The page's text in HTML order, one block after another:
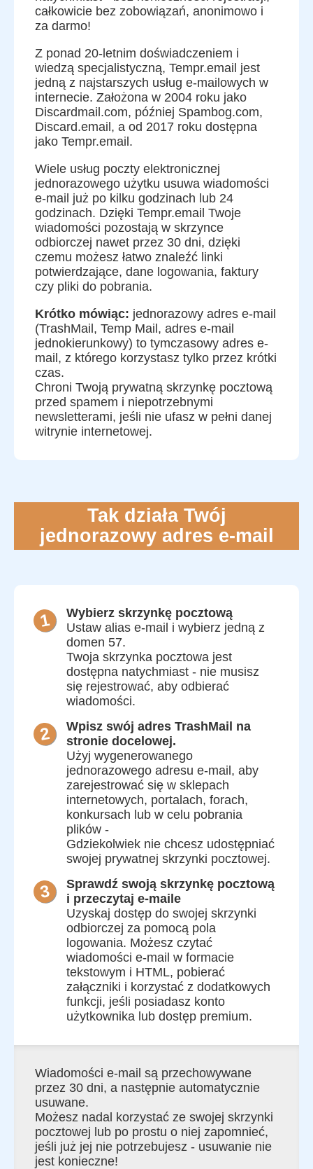
całkowicie bez zobowiązań, anonimowo i
za darmo!
Z ponad 20-letnim doświadczeniem i
wiedzą specjalistyczną, Tempr.email jest
jedną z najstarszych usług e-mailowych w
internecie. Założona w 2004 roku jako
Discardmail.com, później Spambog.com,
Discard.email, a od 2017 roku dostępna
jako Tempr.email.
Wiele usług poczty elektronicznej
jednorazowego użytku usuwa wiadomości
e-mail już po kilku godzinach lub 24
godzinach. Dzięki Tempr.email Twoje
wiadomości pozostają w skrzynce
odbiorczej nawet przez 30 dni, dzięki
czemu możesz łatwo znaleźć linki
potwierdzające, dane logowania, faktury
czy pliki do pobrania.
Krótko mówiąc: jednorazowy adres e-mail
(TrashMail, Temp Mail, adres e-mail
jednokierunkowy) to tymczasowy adres e-
mail, z którego korzystasz tylko przez krótki
czas.
Chroni Twoją prywatną skrzynkę pocztową
przed spamem i niepotrzebnymi
newsletterami, jeśli nie ufasz w pełni danej
witrynie internetowej.
Tak działa Twój
jednorazowy adres e-mail
Wybierz skrzynkę pocztową
Ustaw alias e-mail i wybierz jedną z
domen 57.
Twoja skrzynka pocztowa jest
dostępna natychmiast - nie musisz
się rejestrować, aby odbierać
wiadomości.
Wpisz swój adres TrashMail na
stronie docelowej.
Użyj wygenerowanego
jednorazowego adresu e-mail, aby
zarejestrować się w sklepach
internetowych, portalach, forach,
konkursach lub w celu pobrania
plików -
Gdziekolwiek nie chcesz udostępniać
swojej prywatnej skrzynki pocztowej.
Sprawdź swoją skrzynkę pocztową
i przeczytaj e-maile
Uzyskaj dostęp do swojej skrzynki
odbiorczej za pomocą pola
logowania. Możesz czytać
wiadomości e-mail w formacie
tekstowym i HTML, pobierać
załączniki i korzystać z dodatkowych
funkcji, jeśli posiadasz konto
użytkownika lub dostęp premium.
Wiadomości e-mail są przechowywane
przez 30 dni, a następnie automatycznie
usuwane.
Możesz nadal korzystać ze swojej skrzynki
pocztowej lub po prostu o niej zapomnieć,
jeśli już jej nie potrzebujesz - usuwanie nie
jest konieczne!